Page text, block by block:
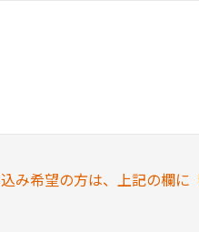
み希望の方は、上記の欄に